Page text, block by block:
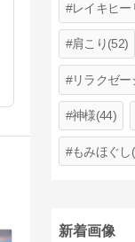
レイキヒー
肩こり(52)
リラクゼー
神様(44)
もみほぐし
新着画像